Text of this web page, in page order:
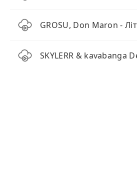
GROSU, Don Maron -